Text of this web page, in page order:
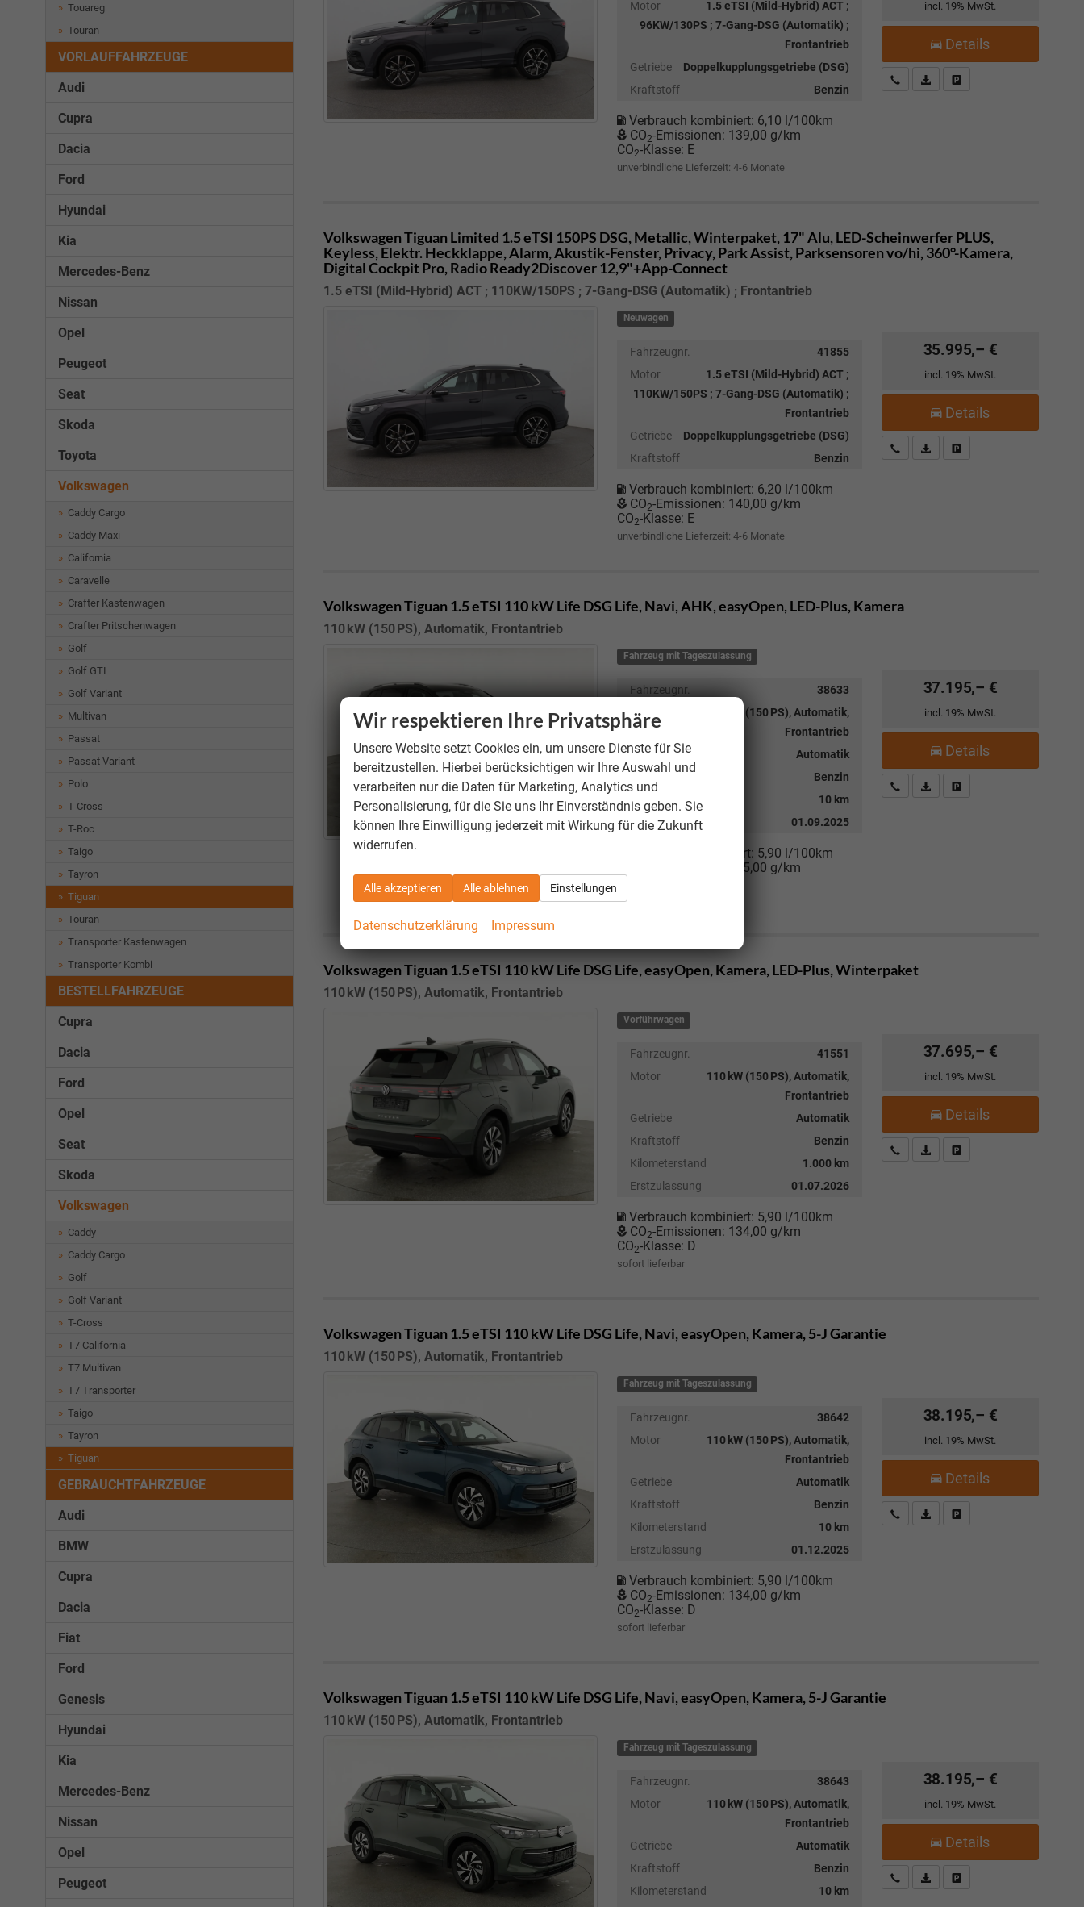
Motor
1.5 eTSI (Mild-Hybrid) ACT ;
96KW/130PS ; 7-Gang-DSG (Automatik) ;
Frontantrieb
Getriebe
Doppelkupplungsgetriebe (DSG)
Kraftstoff
Benzin
Verbrauch kombiniert: 6,10 l/100km
CO2-Emissionen: 139,00 g/km
CO2-Klasse: E
unverbindliche Lieferzeit: 4-6 Monate
incl. 19% MwSt.
Details
Kostenloser Rückruf-Service
PDF-Datei, Fahrzeugexposé
Volkswagen TiguanLimited 1.5 eTSI 150PS DSG, Metallic, Winterpaket, 17" Alu, LED-Scheinwerfer PLUS,
Keyless, Elektr. Heckklappe, Alarm, Akustik-Fenster, Privacy, Park Assist, Parksensoren vo/hi, 360°-Kamera,
Digital Cockpit Pro, Radio Ready2Discover 12,9"+App-Connect
1.5 eTSI (Mild-Hybrid) ACT ; 110KW/150PS ; 7-Gang-DSG (Automatik) ; Frontantrieb
Neuwagen
Fahrzeugnr.
41855
Motor
1.5 eTSI (Mild-Hybrid) ACT ;
110KW/150PS ; 7-Gang-DSG (Automatik) ;
Frontantrieb
Getriebe
Doppelkupplungsgetriebe (DSG)
Kraftstoff
Benzin
Verbrauch kombiniert: 6,20 l/100km
CO2-Emissionen: 140,00 g/km
CO2-Klasse: E
unverbindliche Lieferzeit: 4-6 Monate
35.995,– €
incl. 19% MwSt.
Details
Kostenloser Rückruf-Service
PDF-Datei, Fahrzeugexposé
Volkswagen Tiguan1.5 eTSI 110 kW Life DSG Life, Navi, AHK, easyOpen, LED-Plus, Kamera
110 kW (150 PS), Automatik, Frontantrieb
Fahrzeug mit Tageszulassung
Fahrzeugnr.
38633
Motor
110 kW (150 PS), Automatik,
Frontantrieb
Getriebe
Automatik
Benzin
Kilometerstand
10 km
Erstzulassung
01.09.2025
Verbrauch kombiniert: 5,90 l/100km
135,00 g/km
sofort lieferbar
37.195,– €
incl. 19% MwSt.
Details
Kostenloser Rückruf-Service
PDF-Datei, Fahrzeugexposé
Volkswagen Tiguan 1.5 eTSI 110 kW Life DSG Life, easyOpen, Kamera, LED-Plus, Winterpaket
110 kW (150 PS), Automatik, Frontantrieb
Vorführwagen
Fahrzeugnr.
41551
Motor
110 kW (150 PS), Automatik,
Frontantrieb
Getriebe
Automatik
Kraftstoff
Benzin
Kilometerstand
1.000 km
Erstzulassung
01.07.2026
Verbrauch kombiniert: 5,90 l/100km
CO2-Emissionen: 134,00 g/km
CO2-Klasse: D
sofort lieferbar
37.695,– €
incl. 19% MwSt.
Details
Kostenloser Rückruf-Service
PDF-Datei, Fahrzeugexposé
Volkswagen Tiguan1.5 eTSI 110 kW Life DSG Life, Navi, easyOpen, Kamera, 5-J Garantie
110 kW (150 PS), Automatik, Frontantrieb
Fahrzeug mit Tageszulassung
Fahrzeugnr.
38642
Motor
110 kW (150 PS), Automatik,
Frontantrieb
Getriebe
Automatik
Kraftstoff
Benzin
Kilometerstand
10 km
Erstzulassung
01.12.2025
Verbrauch kombiniert: 5,90 l/100km
CO2-Emissionen: 134,00 g/km
CO2-Klasse: D
sofort lieferbar
38.195,– €
incl. 19% MwSt.
Details
Kostenloser Rückruf-Service
PDF-Datei, Fahrzeugexposé
Volkswagen Tiguan1.5 eTSI 110 kW Life DSG Life, Navi, easyOpen, Kamera, 5-J Garantie
110 kW (150 PS), Automatik, Frontantrieb
Fahrzeug mit Tageszulassung
Fahrzeugnr.
38643
Motor
110 kW (150 PS), Automatik,
Frontantrieb
Getriebe
Automatik
Kraftstoff
Benzin
Kilometerstand
10 km
38.195,– €
incl. 19% MwSt.
Details
Kostenloser Rückruf-Service
PDF-Datei, Fahrzeugexposé
Touareg
Touran
VORLAUFFAHRZEUGE
Audi
Cupra
Dacia
Ford
Hyundai
Kia
Mercedes-Benz
Nissan
Opel
Peugeot
Seat
Skoda
Toyota
Volkswagen
Caddy Cargo
Caddy Maxi
California
Caravelle
Crafter Kastenwagen
Crafter Pritschenwagen
Golf
Golf GTI
Golf Variant
Multivan
Passat
Passat Variant
Polo
T-Cross
T-Roc
Taigo
Tayron
Tiguan
Touran
Transporter Kastenwagen
Transporter Kombi
BESTELLFAHRZEUGE
Cupra
Dacia
Ford
Opel
Seat
Skoda
Volkswagen
Caddy
Caddy Cargo
Golf
Golf Variant
T-Cross
T7 California
T7 Multivan
T7 Transporter
Taigo
Tayron
Tiguan
GEBRAUCHTFAHRZEUGE
Audi
BMW
Cupra
Dacia
Fiat
Ford
Genesis
Hyundai
Kia
Mercedes-Benz
Nissan
Opel
Peugeot
Wir respektieren Ihre Privatsphäre
Unsere Website setzt Cookies ein, um unsere Dienste für Sie
bereitzustellen. Hierbei berücksichtigen wir Ihre Auswahl und
verarbeiten nur die Daten für Marketing, Analytics und
Personalisierung, für die Sie uns Ihr Einverständnis geben. Sie
können Ihre Einwilligung jederzeit mit Wirkung für die Zukunft
widerrufen.
Alle akzeptieren Alle ablehnen Einstellungen
Datenschutzerklärung Impressum